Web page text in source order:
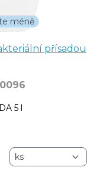
méně
přísadou
5 l